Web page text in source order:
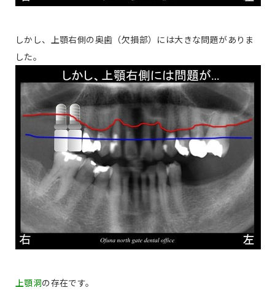
しかし、上顎右側の奥歯（欠損部）には大きな問題がありま
した。
上顎洞の存在です。